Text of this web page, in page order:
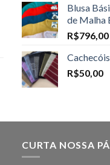
Blusa
de Malha
R$796,00
R$50,00
CURTA NOSSA